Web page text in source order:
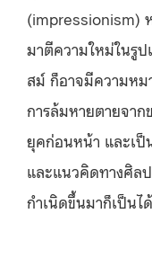
(impressionism)
มาตีความใหม่ในรูป
สม์ ก็อาจมีความหม
การล้มหายตายจา
ยุคก่อนหน้า และเป็
และแนวคิดทางศิล
กำเนิดขึ้นมาก็เป็นได้